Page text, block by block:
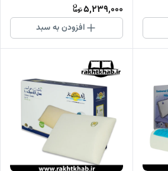
5,239,000
افزودن به سبد